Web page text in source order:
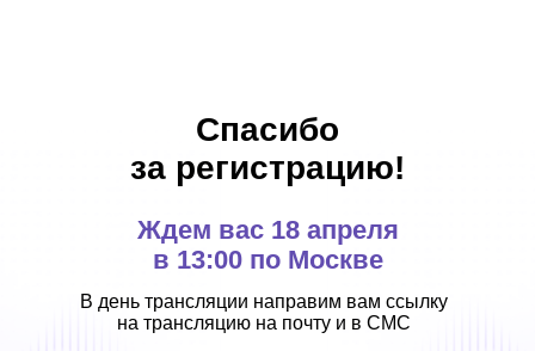
Стать партнером
Создать робота
Спасибо
за регистрацию!
Ждем вас 18 апреля
в 13:00 по Москве
В день трансляции направим вам ссылку
на трансляцию на почту и в СМС